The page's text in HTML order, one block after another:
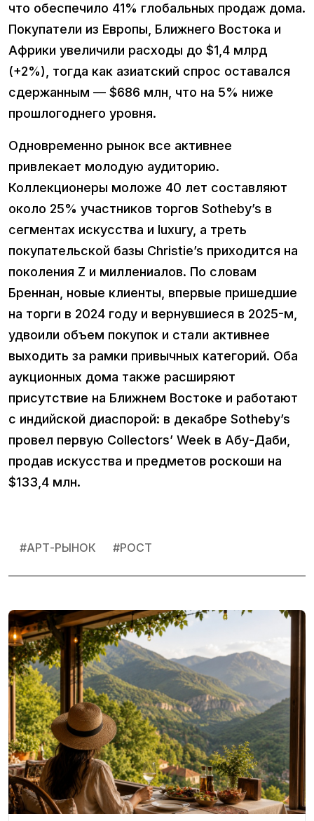
что обеспечило 41% глобальных продаж дома.
Покупатели из Европы, Ближнего Востока и
Африки увеличили расходы до $1,4 млрд
(+2%), тогда как азиатский спрос оставался
сдержанным — $686 млн, что на 5% ниже
прошлогоднего уровня.
Одновременно рынок все активнее
привлекает молодую аудиторию.
Коллекционеры моложе 40 лет составляют
около 25% участников торгов Sotheby’s в
сегментах искусства и luxury, а треть
покупательской базы Christie’s приходится на
поколения Z и миллениалов. По словам
Бреннан, новые клиенты, впервые пришедшие
на торги в 2024 году и вернувшиеся в 2025-м,
удвоили объем покупок и стали активнее
выходить за рамки привычных категорий. Оба
аукционных дома также расширяют
присутствие на Ближнем Востоке и работают
с индийской диаспорой: в декабре Sotheby’s
провел первую Collectors’ Week в Абу-Даби,
продав искусства и предметов роскоши на
$133,4 млн.
#АРТ-РЫНОК #РОСТ